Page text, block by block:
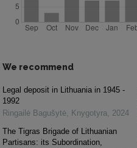
We recommend
Legal deposit in Lithuania in 1945 -
1992
Ringailė Bagušytė, Knygotyra, 2024
The Tigras Brigade of Lithuanian
Partisans: its Subordination,